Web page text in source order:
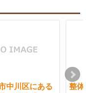
中川区にある
整